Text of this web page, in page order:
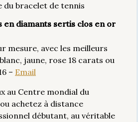
bracelet de tennis
en diamants sertis clos en or
mesure, avec les meilleurs
jaune, rose 18 carats ou
– Email
au Centre mondial du
achetez à distance
débutant, au véritable